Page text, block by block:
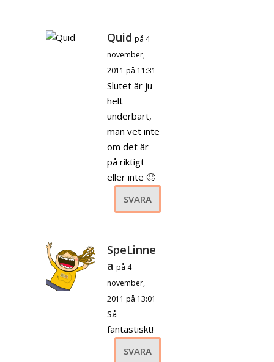
Quid på 4
november,
2011 på 11:31
Slutet är ju
helt
underbart,
man vet inte
om det är
på riktigt
eller inte 🙂
SVARA
SpeLinne
a på 4
november,
2011 på 13:01
Så
fantastiskt!
SVARA